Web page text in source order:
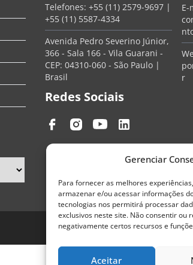
Gerenciar
Para fornecer as melhores
armazenar e/ou acessar informações
tecnologias nos permitirá processar
exclusivos neste site. Não consentir
negativamente certos recursos e
Aceitar
Telefones: +55 (11) 2579-9697|
+55 (11) 5587-4334
Avenida Pedro Severino Júnior,
366 - Sala 166 - Vila Guarani -
CEP: 04310-060 - São Paulo |
Brasil
E-
r
Redes Sociais